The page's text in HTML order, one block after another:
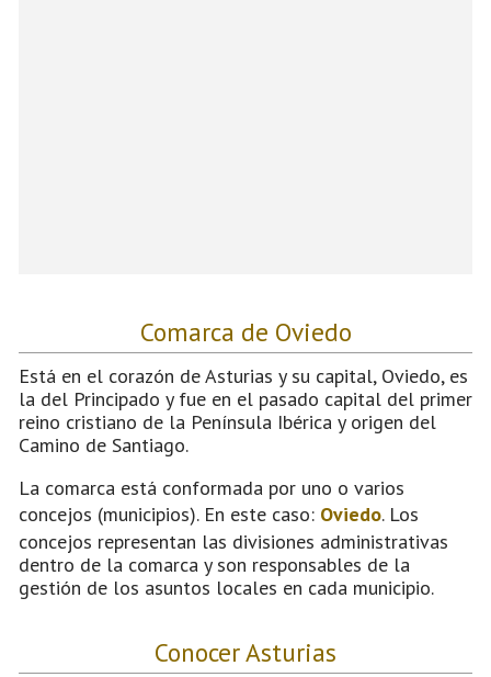
Comarca de Oviedo
Está en el corazón de Asturias y su capital, Oviedo, es
la del Principado y fue en el pasado capital del primer
reino cristiano de la Península Ibérica y origen del
Camino de Santiago.
La comarca está conformada por uno o varios
concejos (municipios). En este caso: Oviedo. Los
concejos representan las divisiones administrativas
dentro de la comarca y son responsables de la
gestión de los asuntos locales en cada municipio.
Conocer Asturias